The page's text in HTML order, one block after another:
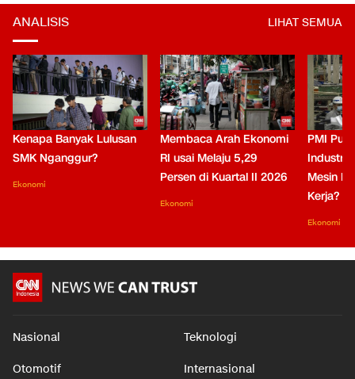
ANALISIS LIHAT SEMUA
Kenapa Banyak Lulusan
SMK Nganggur?
Ekonomi
Membaca Arah Ekonomi
RI usai Melaju 5,29
Persen di Kuartal II 2026
Ekonomi
PMI
Industri
Mesin
Kerja?
Ekonomi
Nasional Teknologi
Otomotif Internasional